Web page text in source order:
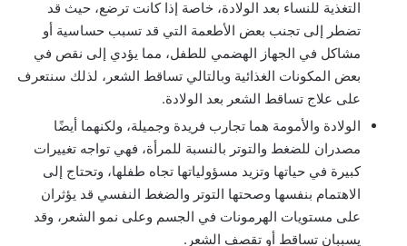
التغذية للنساء بعد الولادة، خاصة إذا كانت ترضع، حيث قد
تضطر إلى تجنب بعض الأطعمة التي قد تسبب حساسية أو
مشاكل في الجهاز الهضمي للطفل، مما يؤدي إلى نقص في
بعض المكونات الغذائية وبالتالي تساقط الشعر، لذلك سنتعرف
على علاج تساقط الشعر بعد الولادة.
الولادة والأمومة هما تجارب فريدة وجميلة، ولكنهما أيضًا
مصدران للضغط والتوتر بالنسبة للمرأة، فهي تواجه تغييرات
كبيرة في حياتها وتزيد مسؤولياتها تجاه طفلها، وتحتاج إلى
الاهتمام بنفسها وصحتها التوتر والضغط النفسي قد يؤثران
على مستويات الهرمونات في الجسم وعلى نمو الشعر، وقد
يسببان تساقط أو تقصف الشعر.